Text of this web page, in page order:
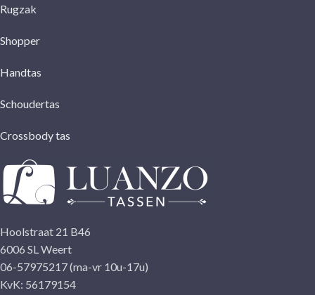
Rugzak
Shopper
Handtas
Schoudertas
Crossbody tas
Hoolstraat 21 B46
6006 SL Weert
06-57975217 (ma-vr 10u-17u)
KvK: 56179154